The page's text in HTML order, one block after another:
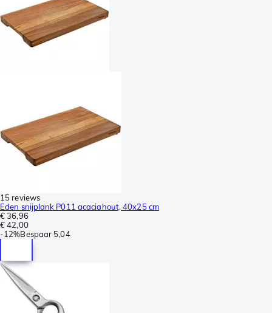
15 reviews
Eden snijplank P011 acaciahout, 40x25 cm
€ 36,96
€ 42,00
-12%Bespaar 5,04